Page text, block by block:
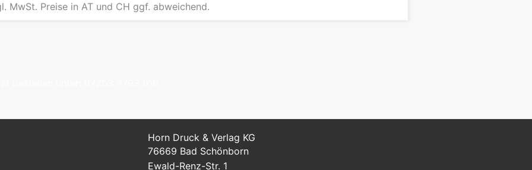
MwSt. Preise in AT und CH ggf. abweichend.
Horn Druck & Verlag KG
76669 Bad Schönborn
Ewald-Renz-Str. 1